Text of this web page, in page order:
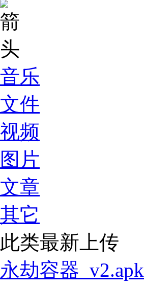
音乐
文件
视频
图片
文章
其它
此类最新上传
永劫容器_v2.apk